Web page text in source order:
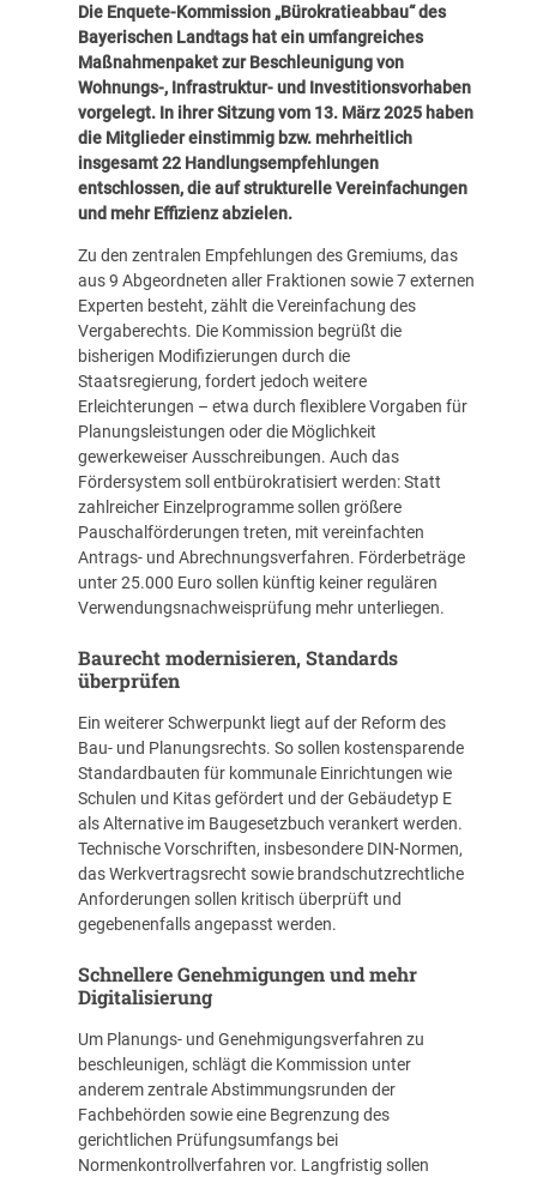
Die Enquete-Kommission „Bürokratieabbau“ des
Bayerischen Landtags hat ein umfangreiches
Maßnahmenpaket zur Beschleunigung von
Wohnungs-, Infrastruktur- und Investitionsvorhaben
vorgelegt. In ihrer Sitzung vom 13. März 2025 haben
die Mitglieder einstimmig bzw. mehrheitlich
insgesamt 22 Handlungsempfehlungen
entschlossen, die auf strukturelle Vereinfachungen
und mehr Effizienz abzielen.
Zu den zentralen Empfehlungen des Gremiums, das
aus 9 Abgeordneten aller Fraktionen sowie 7 externen
Experten besteht, zählt die Vereinfachung des
Vergaberechts. Die Kommission begrüßt die
bisherigen Modifizierungen durch die
Staatsregierung, fordert jedoch weitere
Erleichterungen – etwa durch flexiblere Vorgaben für
Planungsleistungen oder die Möglichkeit
gewerkeweiser Ausschreibungen. Auch das
Fördersystem soll entbürokratisiert werden: Statt
zahlreicher Einzelprogramme sollen größere
Pauschalförderungen treten, mit vereinfachten
Antrags- und Abrechnungsverfahren. Förderbeträge
unter 25.000 Euro sollen künftig keiner regulären
Verwendungsnachweisprüfung mehr unterliegen.
Baurecht modernisieren, Standards
überprüfen
Ein weiterer Schwerpunkt liegt auf der Reform des
Bau- und Planungsrechts. So sollen kostensparende
Standardbauten für kommunale Einrichtungen wie
Schulen und Kitas gefördert und der Gebäudetyp E
als Alternative im Baugesetzbuch verankert werden.
Technische Vorschriften, insbesondere DIN-Normen,
das Werkvertragsrecht sowie brandschutzrechtliche
Anforderungen sollen kritisch überprüft und
gegebenenfalls angepasst werden.
Schnellere Genehmigungen und mehr
Digitalisierung
Um Planungs- und Genehmigungsverfahren zu
beschleunigen, schlägt die Kommission unter
anderem zentrale Abstimmungsrunden der
Fachbehörden sowie eine Begrenzung des
gerichtlichen Prüfungsumfangs bei
Normenkontrollverfahren vor. Langfristig sollen